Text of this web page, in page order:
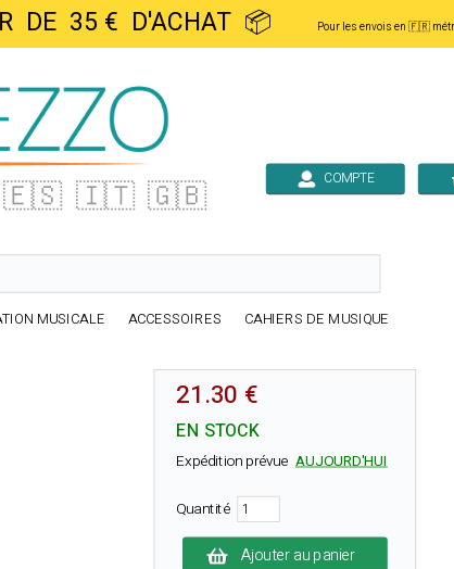
DE 35 € D'ACHAT 📦 Pour les envois en 🇫🇷
🇪🇸 🇮🇹 🇬🇧 COMPTE
MUSICALE ACCESSOIRES CAHIERS DE MUSIQUE
21.30 €
EN STOCK
Expédition prévue AUJOURD'HUI
Quantité
Ajouter au panier